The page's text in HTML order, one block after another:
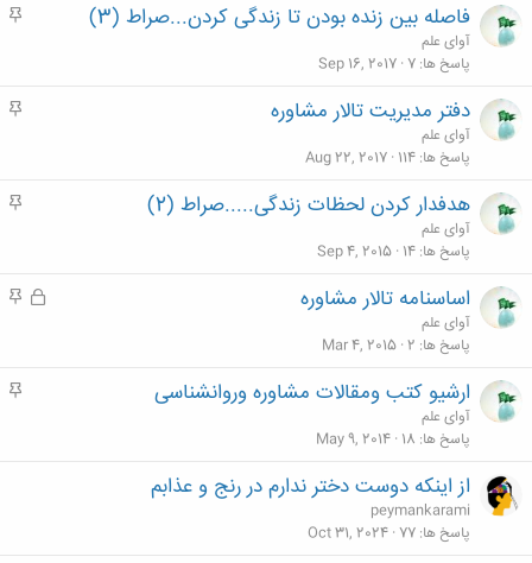
م
فاصله بین زنده بودن تا زندگی کردن...صراط (3)
آوای علم
پاسخ ها 7
Sep 16, 2017
م
دفتر مدیریت تالار مشاوره
آوای علم
پاسخ ها 114
Aug 22, 2017
م
هدفدار کردن لحظات زندگی.....صراط (2)
آوای علم
پاسخ ها 14
Sep 4, 2015
ق
م
اساسنامه تالار مشاوره
آوای علم
پاسخ ها 2
Mar 4, 2015
م
ارشیو کتب ومقالات مشاوره وروانشناسی
آوای علم
پاسخ ها 18
May 9, 2014
از اینکه دوست دختر ندارم در رنج و عذابم
peymankarami
پاسخ ها 77
Oct 31, 2024